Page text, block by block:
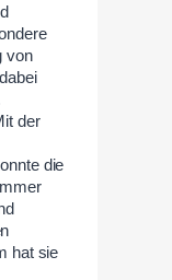
von
der
die
hat sie